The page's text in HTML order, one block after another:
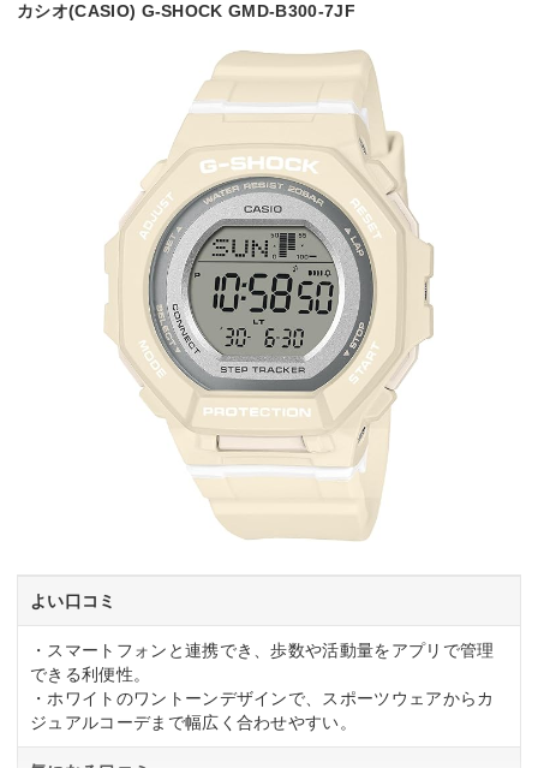
カシオ(CASIO) G-SHOCK GMD-B300-7JF
よい口コミ
・スマートフォンと連携でき、歩数や活動量をアプリで管理
できる利便性。
・ホワイトのワントーンデザインで、スポーツウェアからカ
ジュアルコーデまで幅広く合わせやすい。